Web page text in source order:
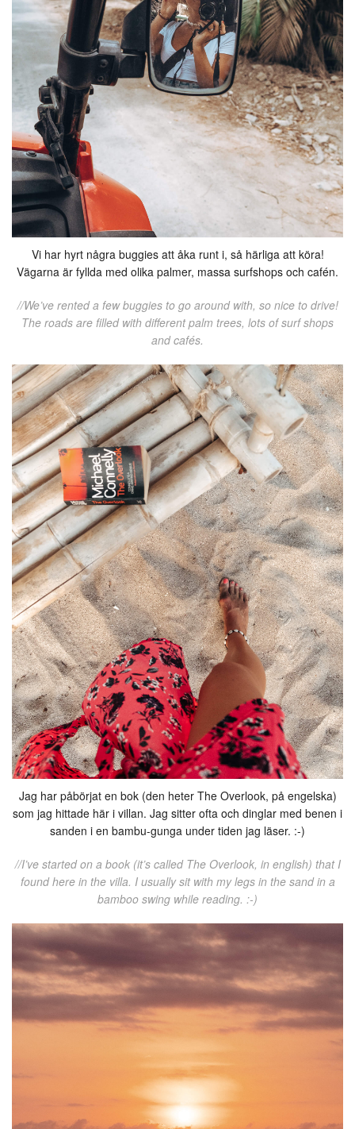
Vi har hyrt några buggies att åka runt i, så härliga att köra!
Vägarna är fyllda med olika palmer, massa surfshops och cafén.
//We’ve rented a few buggies to go around with, so nice to drive!
The roads are filled with different palm trees, lots of surf shops
and cafés.
Jag har påbörjat en bok (den heter The Overlook, på engelska)
som jag hittade här i villan. Jag sitter ofta och dinglar med benen i
sanden i en bambu-gunga under tiden jag läser. :-)
//I’ve started on a book (it’s called The Overlook, in english) that I
found here in the villa. I usually sit with my legs in the sand in a
bamboo swing while reading. :-)